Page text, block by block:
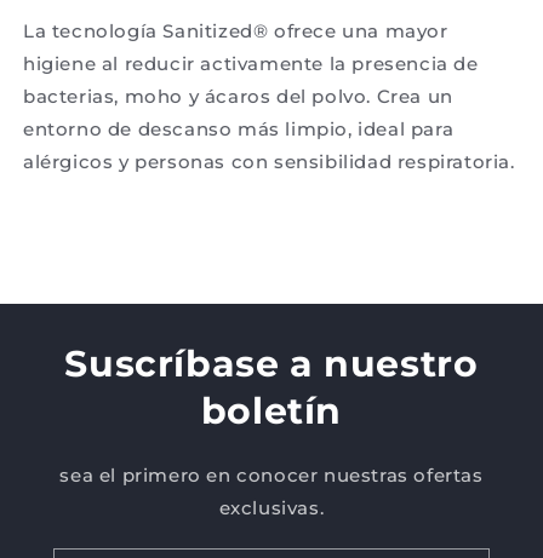
La tecnología Sanitized® ofrece una mayor
higiene al reducir activamente la presencia de
bacterias, moho y ácaros del polvo. Crea un
entorno de descanso más limpio, ideal para
alérgicos y personas con sensibilidad respiratoria.
Suscríbase a nuestro
boletín
sea el primero en conocer nuestras ofertas
exclusivas.